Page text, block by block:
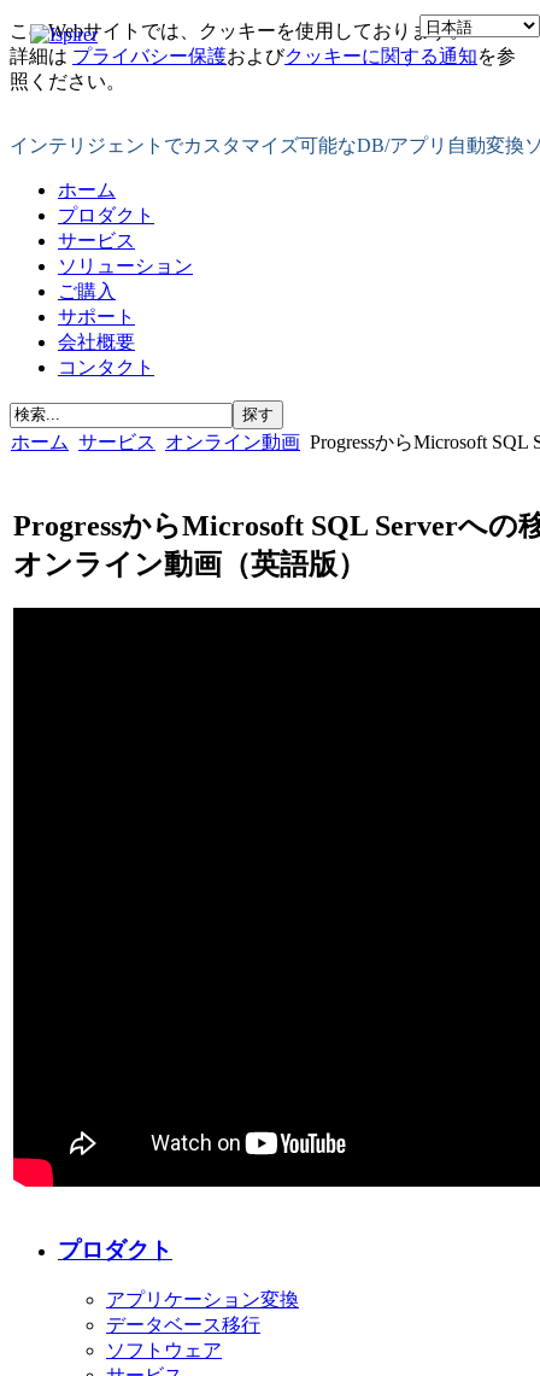
このWebサイトでは、クッキーを使用しております。
詳細は プライバシー保護およびクッキーに関する通知を参
照ください。
インテリジェントでカスタマイズ可能なDB/アプリ自動変換
ホーム
プロダクト
サービス
ソリューション
ご購入
サポート
会社概要
コンタクト
ホーム サービス オンライン動画 ProgressからMicrosoft
ProgressからMicrosoft SQL Serverへの
オンライン動画（英語版）
プロダクト
アプリケーション変換
データベース移行
ソフトウェア